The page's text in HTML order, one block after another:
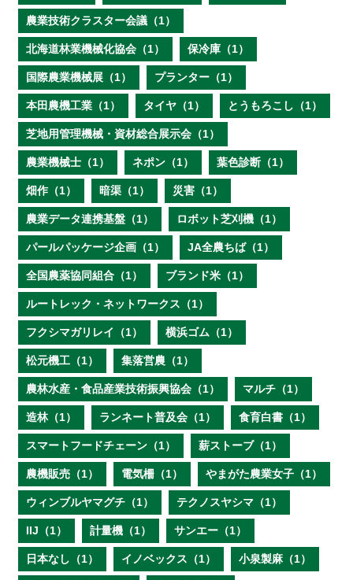
農業技術クラスター会議（1）
北海道林業機械化協会（1） 保冷庫（1）
国際農業機械展（1） プランター（1）
本田農機工業（1） タイヤ（1） とうもろこし（1）
芝地用管理機械・資材総合展示会（1）
農業機械士（1） ネポン（1） 葉色診断（1）
畑作（1） 暗渠（1） 災害（1）
農業データ連携基盤（1） ロボット芝刈機（1）
パールパッケージ企画（1） JA全農ちば（1）
全国農薬協同組合（1） ブランド米（1）
ルートレック・ネットワークス（1）
フクシマガリレイ（1） 横浜ゴム（1）
松元機工（1） 集落営農（1）
農林水産・食品産業技術振興協会（1） マルチ（1）
造林（1） ランネート普及会（1） 食育白書（1）
スマートフードチェーン（1） 薪ストーブ（1）
農機販売（1） 電気柵（1） やまがた農業女子（1）
ウィンブルヤマグチ（1） テクノスヤシマ（1）
IIJ（1） 計量機（1） サンエー（1）
日本なし（1） イノベックス（1） 小泉製麻（1）